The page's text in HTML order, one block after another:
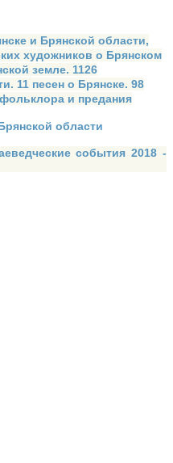
и Брянской области,
художников о Брянском
земле. 1126
11 песен о Брянске. 98
и предания
области
события 2018 -